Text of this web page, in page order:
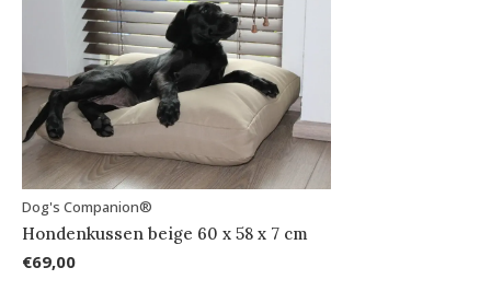
Dog's Companion®
Hondenkussen beige 60 x 58 x 7 cm
€69,00